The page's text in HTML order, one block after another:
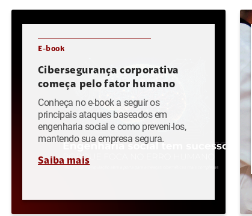
E-book
Cibersegurança corporativa
começa pelo fator humano
Conheça no e-book a seguir os
principais ataques baseados em
engenharia social e como preveni-los,
mantendo sua empresa segura.
Saiba mais